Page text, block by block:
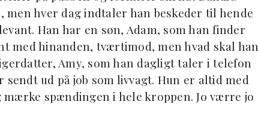
hver dag indtaler han beskeder til hende
Han har en søn, Adam, som han finder
med hinanden, tværtimod, men hvad skal han
Amy, som han dagligt taler i telefon
ud på job som livvagt. Hun er altid med
spændingen i hele kroppen. Jo værre jo